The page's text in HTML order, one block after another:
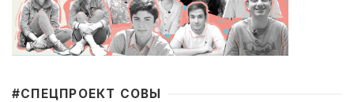
#CПЕЦПРОЕКТ СОВЫ